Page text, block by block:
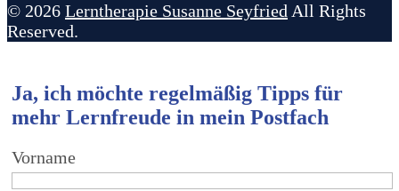
© 2026 Lerntherapie Susanne Seyfried All Rights
Reserved.
Ja, ich möchte regelmäßig Tipps für
mehr Lernfreude in mein Postfach
Vorname